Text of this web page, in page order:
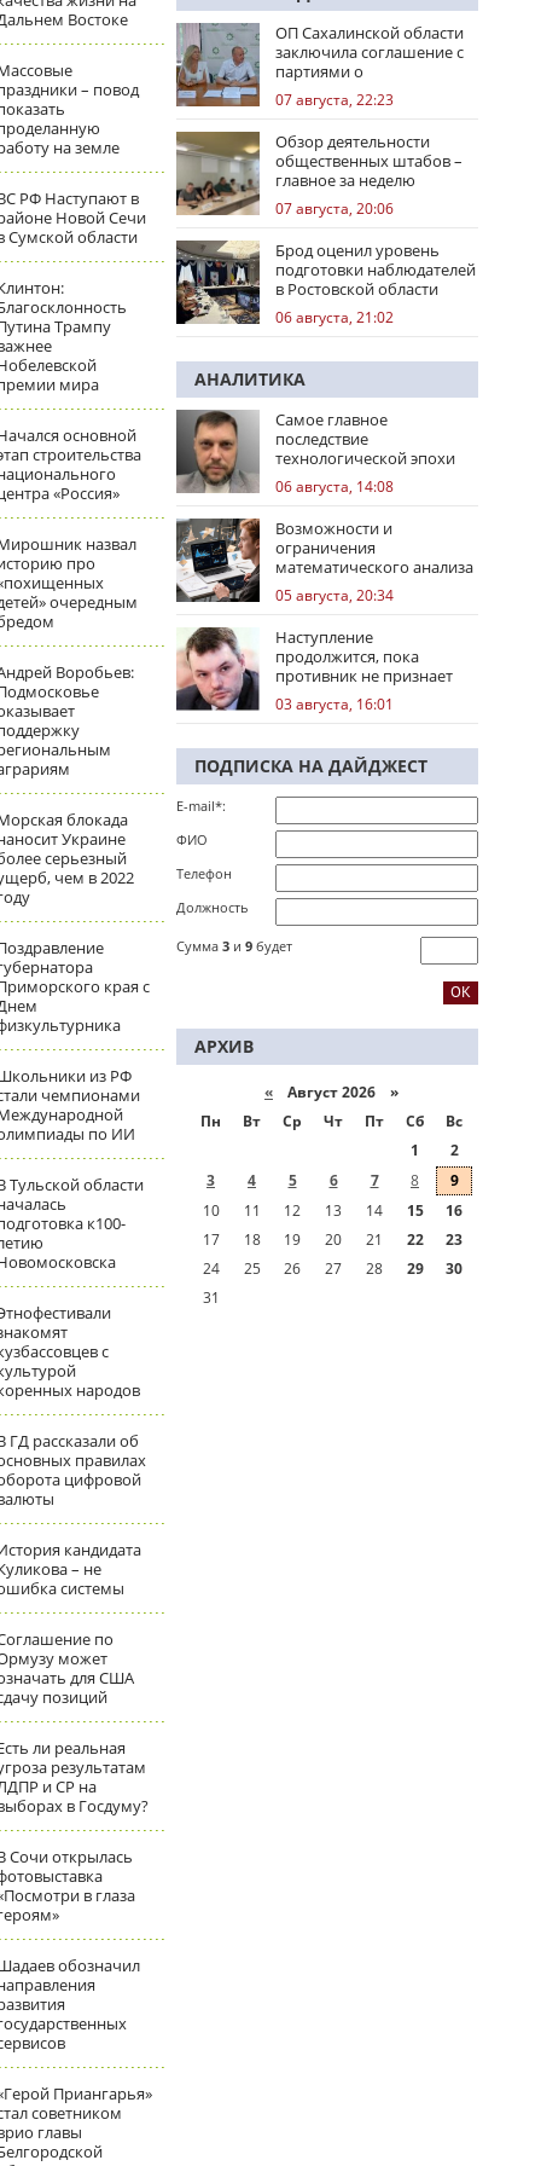
Востоке
– повод
на земле
РФ Наступают в
Новой Сечи
Сумской области
Трампу
мира
основной
строительства
«Россия»
назвал
про
очередным
Воробьев:
блокада
Украине
серьезный
чем в 2022
края с
из РФ
чемпионами
по ИИ
Тульской области
к100-
с
народов
ГД рассказали об
правилах
цифровой
кандидата
– не
системы
по
может
для США
позиций
ли реальная
результатам
и СР на
в Госдуму?
Сочи открылась
в глаза
обозначил
Приангарья»
советником
главы
ОП Сахалинской области
заключила соглашение с
партиями о
сотрудничестве на
выборах
07 августа, 22:23
Обзор деятельности
общественных штабов –
главное за неделю
07 августа, 20:06
Брод оценил уровень
подготовки наблюдателей
в Ростовской области
06 августа, 21:02
АНАЛИТИКА
Самое главное
последствие
технологической эпохи
06 августа, 14:08
Возможности и
ограничения
математического анализа
избирательных кампаний
05 августа, 20:34
Наступление
продолжится, пока
противник не признает
стратегическое
поражение
03 августа, 16:01
ПОДПИСКА НА ДАЙДЖЕСТ
E-mail*:
ФИО
Телефон
Должность
Сумма 3 и 9 будет
АРХИВ
« Август 2026 »
Пн
Вт Ср Чт Пт Сб
Вс
1
2
3
4 5 6 7 8
9
10
11 12 13 14 15
16
17
18 19 20 21 22
23
24
25 26 27 28 29
30
31